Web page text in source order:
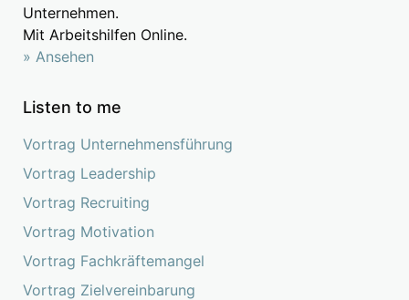
Unternehmen.
Mit Arbeitshilfen Online.
» Ansehen
Listen to me
Vortrag Unternehmensführung
Vortrag Leadership
Vortrag Recruiting
Vortrag Motivation
Vortrag Fachkräftemangel
Vortrag Zielvereinbarung